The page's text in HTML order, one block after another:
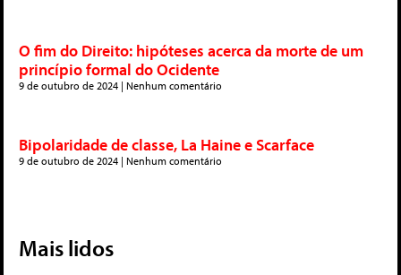
O fim do Direito: hipóteses acerca da morte de um
princípio formal do Ocidente
9 de outubro de 2024 Nenhum comentário
Bipolaridade de classe, La Haine e Scarface
9 de outubro de 2024 Nenhum comentário
Mais lidos